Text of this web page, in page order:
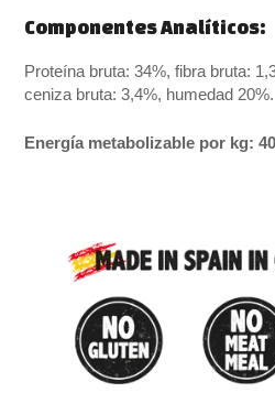
Componentes Analíticos:
Proteína bruta: 34%, fibra bruta:
ceniza bruta: 3,4%, humedad 20%.
Energía metabolizable por kg: